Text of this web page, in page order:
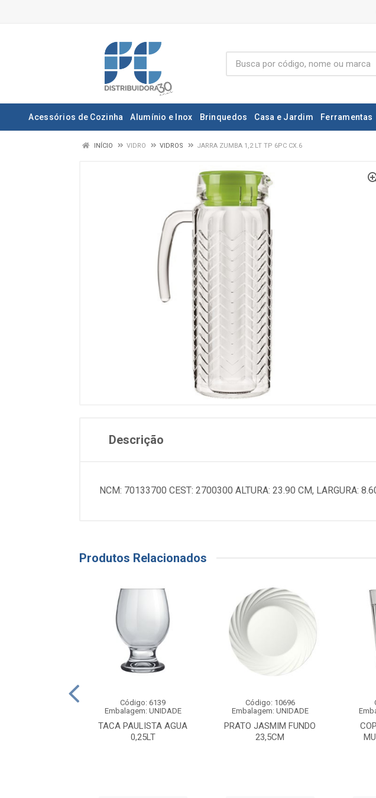
Acessórios de Cozinha Alumínio e Inox Brinquedos Casa e Jardim Ferramentas
INÍCIO VIDRO VIDROS JARRA ZUMBA 1,2 LT TP 6PC CX.6
Descrição
NCM: 70133700 CEST: 2700300 ALTURA: 23.90 CM, LARGURA:
Produtos Relacionados
TACA PAULISTA AGUA
0,25LT
Código: 6139
Embalagem: UNIDADE
PRATO JASMIM FUNDO
23,5CM
Código: 10696
Embalagem: UNIDADE